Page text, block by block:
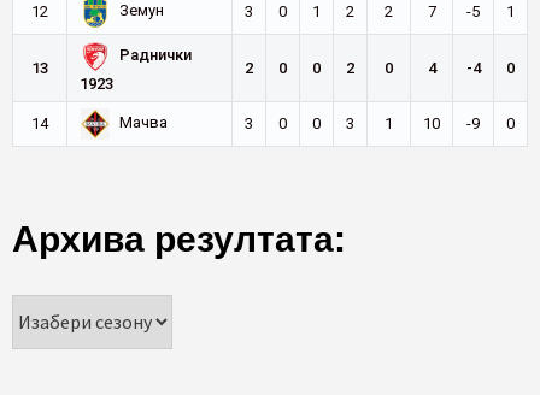
12 Земун 3 0 1 2 2 7 -5 1
13
Раднички
1923
2 0 0 2 0 4 -4 0
14 Мачва 3 0 0 3 1 10 -9 0
Архива резултата: